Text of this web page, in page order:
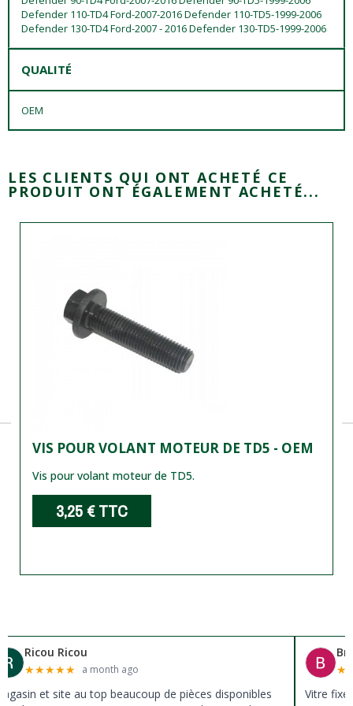
Defender 110-TD4 Ford-2007-2016 Defender 110-TD5-1999-2006
Defender 130-TD4 Ford-2007 - 2016 Defender 130-TD5-1999-2006
QUALITÉ
OEM
LES CLIENTS QUI ONT ACHETÉ CE
PRODUIT ONT ÉGALEMENT ACHETÉ...
VIS POUR VOLANT MOTEUR DE TD5 - OEM
Vis pour volant moteur de TD5.
3,25 €TTC
Ricou Ricou
★★★★★ a month ago
et site au top beaucoup de pièces disponibles
★
Vitre